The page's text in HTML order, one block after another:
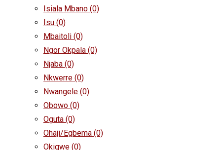
Isiala Mbano (0)
Isu (0)
Mbaitoli (0)
Ngor Okpala (0)
Njaba (0)
Nkwerre (0)
Nwangele (0)
Obowo (0)
Oguta (0)
Ohaji/Egbema (0)
Okigwe (0)